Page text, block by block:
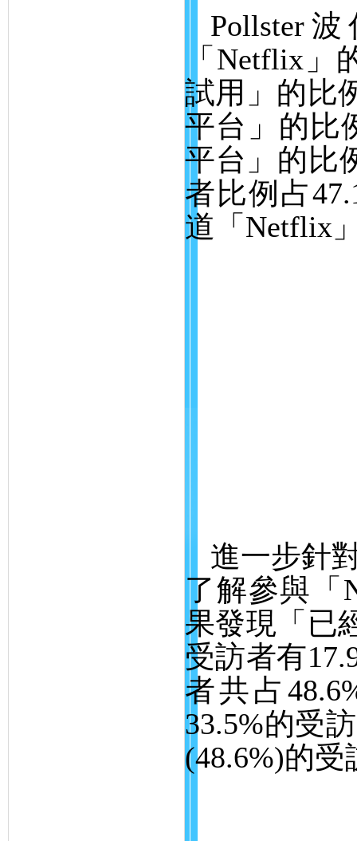
Pollster 波
「 Netflix 」
試用」的比
平台」的比
平台」的比
者比例占
道「 Netflix
進一步針
了解參與「
果發現「已
受訪者有
者共占
33.5%的受
(48.6%)的受